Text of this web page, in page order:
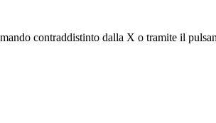
contraddistinto dalla X o tramite il